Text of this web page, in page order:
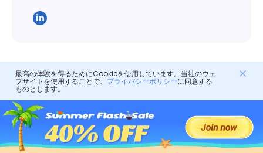
返信を残す
最高の体験を得るためにCookieを使用しています。当社のウェ
ブサイトを使用することで、 プライバシーポリシーに同意する
ものとします。